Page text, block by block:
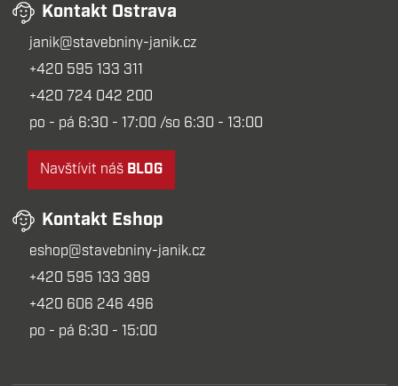
Kontakt Ostrava
janik@stavebniny-janik.cz
+420 595 133 311
+420 724 042 200
po - pá 6:30 - 17:00 /so 6:30 - 13:00
Navštívit náš BLOG
Kontakt Eshop
eshop@stavebniny-janik.cz
+420 595 133 389
+420 606 246 496
po - pá 6:30 - 15:00